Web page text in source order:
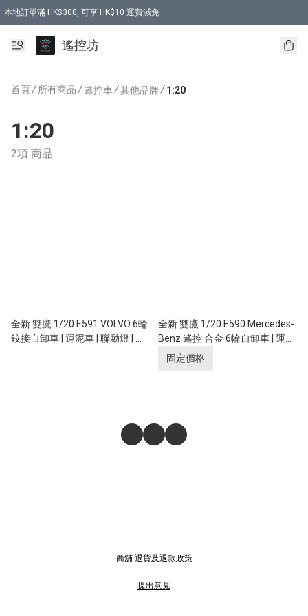
本地訂單滿 HK$300, 可享 HK$10 運費減免
購買 7.6V 6500mah 70C 電池 送 7.6V USB充電器
遙控坊
首頁/ 所有商品 /遙控車/其他品牌 / 1:20
1:20
2項 商品
全新 雙鷹 1/20 E591 VOLVO 6輪
鉸接自卸車 | 運泥車 | 聯動燈 | 遙
全新 雙鷹 1/20 E590 Mercedes-
Benz 遙控 合金 6輪自卸車 | 運泥
車 | 聯動燈 | 遙控貨斗升降 | 奔馳
固定價格
商舖 退貨及退款政策
提出意見